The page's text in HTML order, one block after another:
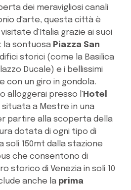
dei meravigliosi canali
d'arte, questa città è
d'Italia grazie ai suoi
la sontuosa Piazza San
storici (come la Basilica
Ducale) e i bellissimi
con un giro in gondola.
alloggerai presso l'Hotel
a Mestre in una
partire alla scoperta della
dotata di ogni tipo di
150mt dalla stazione
che consentono di
storico di Venezia in soli 10
anche la prima